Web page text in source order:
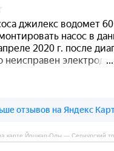
карте Йошкар‑Олы — Сернурский